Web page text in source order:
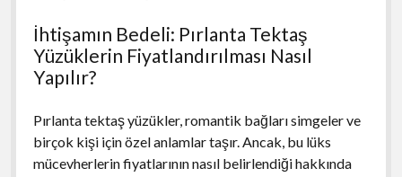
İhtişamın Bedeli: Pırlanta Tektaş
Yüzüklerin Fiyatlandırılması Nasıl
Yapılır?
Pırlanta tektaş yüzükler, romantik bağları simgeler ve
birçok kişi için özel anlamlar taşır. Ancak, bu lüks
mücevherlerin fiyatlarının nasıl belirlendiği hakkında